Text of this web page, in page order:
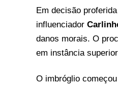
Em decisão
influenciador
danos morais. O
em instância
O imbróglio